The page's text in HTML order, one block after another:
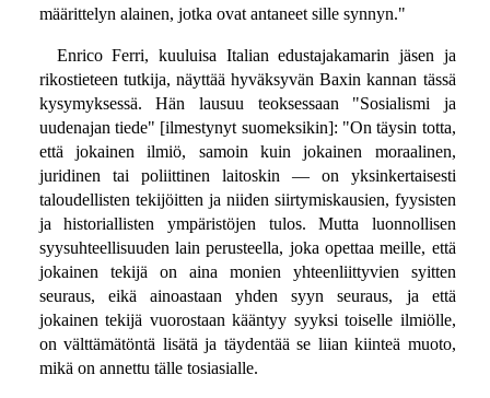
määrittelyn alainen, jotka ovat antaneet sille synnyn."
Enrico Ferri, kuuluisa Italian edustajakamarin jäsen ja
rikostieteen tutkija, näyttää hyväksyvän Baxin kannan tässä
kysymyksessä. Hän lausuu teoksessaan "Sosialismi ja
uudenajan tiede" [ilmestynyt suomeksikin]: "On täysin totta,
että jokainen ilmiö, samoin kuin jokainen moraalinen,
juridinen tai poliittinen laitoskin — on yksinkertaisesti
taloudellisten tekijöitten ja niiden siirtymiskausien, fyysisten
ja historiallisten ympäristöjen tulos. Mutta luonnollisen
syysuhteellisuuden lain perusteella, joka opettaa meille, että
jokainen tekijä on aina monien yhteenliittyvien syitten
seuraus, eikä ainoastaan yhden syyn seuraus, ja että
jokainen tekijä vuorostaan kääntyy syyksi toiselle ilmiölle,
on välttämätöntä lisätä ja täydentää se liian kiinteä muoto,
mikä on annettu tälle tosiasialle.